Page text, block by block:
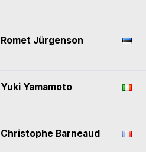
Romet Jürgenson
Yuki Yamamoto
Christophe Barneaud